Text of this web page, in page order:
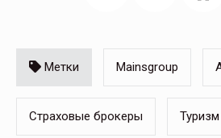
Метки Mainsgroup
Страховые брокеры Туризм